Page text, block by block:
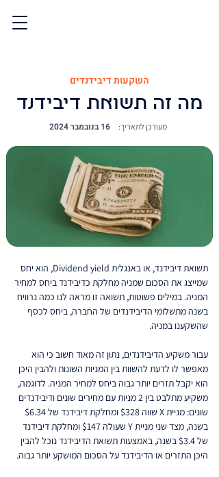
השקעות דיבידנדים
מה זה תשואת דיבידנד
16 בנובמבר 2024 מעודכן לתאריך:
תשואת דיבידנד, או באנגלית Dividend yield, הוא יחס
שמייצג את הסכום שמניה מחלקת כדיבידנד ביחס למחיר
המניה. במילים פשוטות, תשואה זו מראה לנו כמה נרוויח
בשנה מתשלומי הדיבידנדים של החברה, ביחס לכסף
שהשקענו במניה.
עבור משקיע הדיבידנדים, נתון זה מאוד חשוב כי הוא
מאפשר לו לדעת להשוות בין המניות השונות ולהבין היכן
הוא יקבל תזרים יותר גבוה ביחס למחיר המניה. לדוגמה,
משקיע מתלבט בין 2 מניות עם מחירים שונים ודיבידנדים
בשנה, מצד שני מניית Y שעולה $147 ומחלקת דיבידנד
של $3.4 בשנה, באמצעות תשואת הדיבידנד נוכל להבין
היכן התזרים או הדיבידנד על הסכום המושקע יותר גבוה.